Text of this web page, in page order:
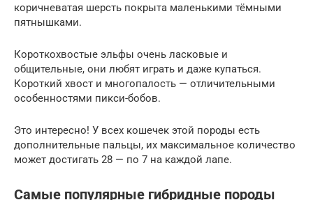
коричневатая шерсть покрыта маленькими тёмными
пятнышками.
Короткохвостые эльфы очень ласковые и
общительные, они любят играть и даже купаться.
Короткий хвост и многопалость — отличительными
особенностями пикси-бобов.
Это интересно! У всех кошечек этой породы есть
дополнительные пальцы, их максимальное количество
может достигать 28 — по 7 на каждой лапе.
Самые популярные гибридные породы